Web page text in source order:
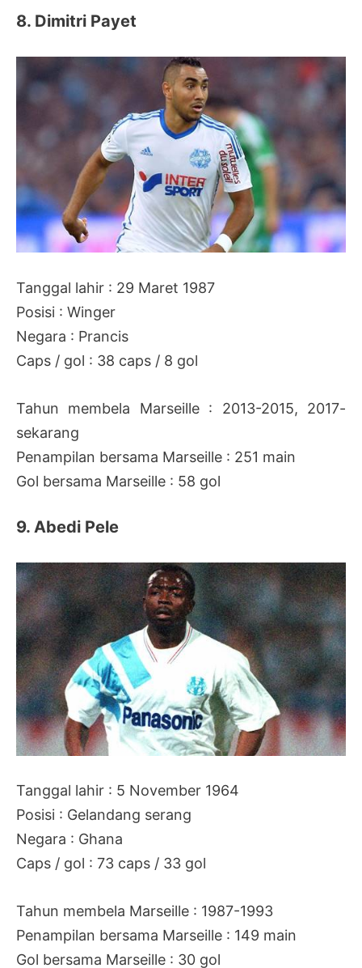
8. Dimitri Payet
Tanggal lahir : 29 Maret 1987
Posisi : Winger
Negara : Prancis
Caps / gol : 38 caps / 8 gol
Tahun membela Marseille : 2013-2015, 2017-
sekarang
Penampilan bersama Marseille : 251 main
Gol bersama Marseille : 58 gol
9. Abedi Pele
Tanggal lahir : 5 November 1964
Posisi : Gelandang serang
Negara : Ghana
Caps / gol : 73 caps / 33 gol
Tahun membela Marseille : 1987-1993
Penampilan bersama Marseille : 149 main
Gol bersama Marseille : 30 gol